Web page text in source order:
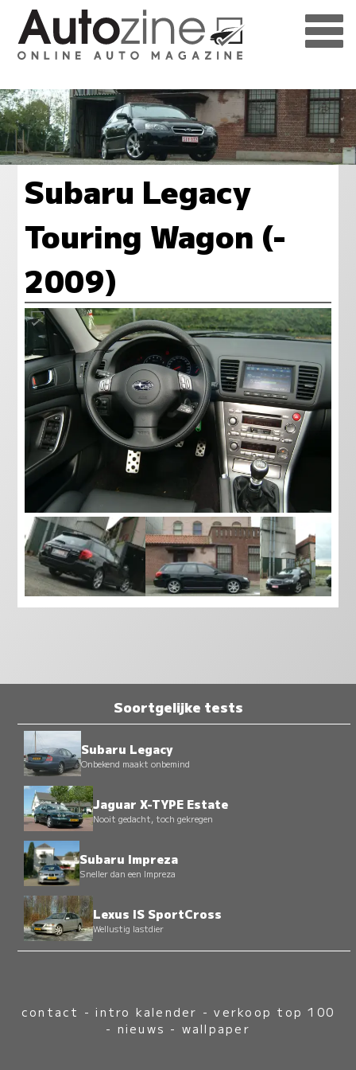
Subaru Legacy
Touring Wagon (-
2009)
Soortgelijke tests
Subaru Legacy
Onbekend maakt onbemind
Jaguar X-TYPE Estate
Nooit gedacht, toch gekregen
Subaru Impreza
Sneller dan een Impreza
Lexus IS SportCross
Wellustig lastdier
contact -intro kalender -verkoop top 100
- nieuws - wallpaper